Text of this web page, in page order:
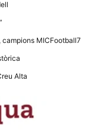
campions MICFootball7
Alta
pel